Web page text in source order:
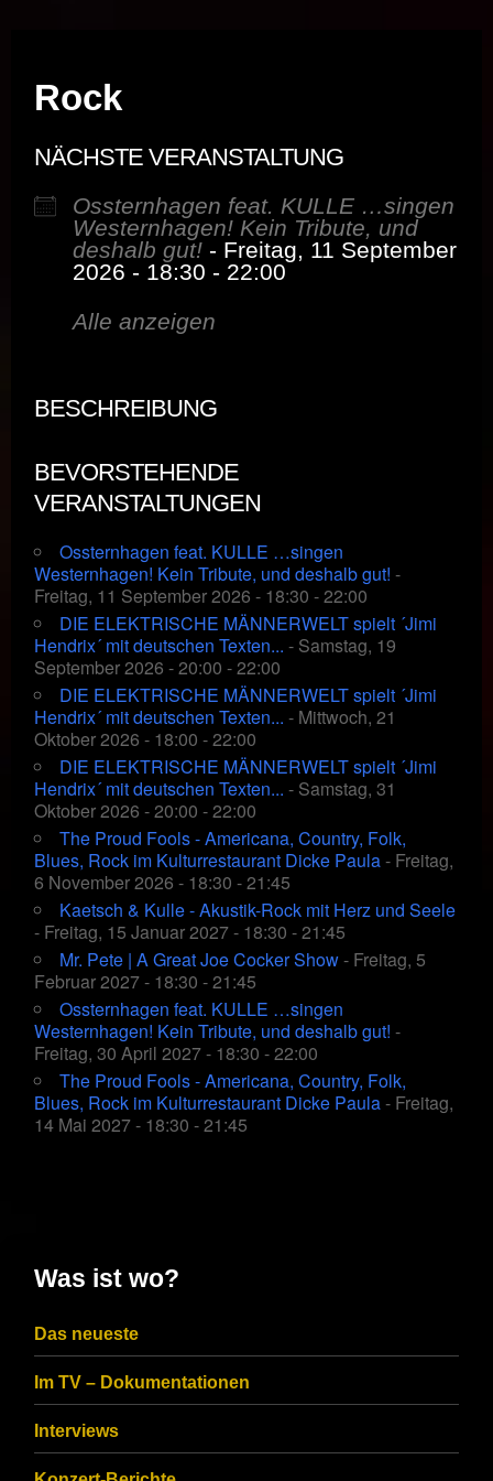
Rock
NÄCHSTE VERANSTALTUNG
Ossternhagen feat. KULLE …singen
Westernhagen! Kein Tribute, und
deshalb gut! - Freitag, 11 September
2026 - 18:30 - 22:00
Alle anzeigen
BESCHREIBUNG
BEVORSTEHENDE
VERANSTALTUNGEN
Ossternhagen feat. KULLE …singen
Westernhagen! Kein Tribute, und deshalb gut! -
Freitag, 11 September 2026 - 18:30 - 22:00
DIE ELEKTRISCHE MÄNNERWELT spielt ´Jimi
Hendrix´ mit deutschen Texten... - Samstag, 19
September 2026 - 20:00 - 22:00
DIE ELEKTRISCHE MÄNNERWELT spielt ´Jimi
Hendrix´ mit deutschen Texten... - Mittwoch, 21
Oktober 2026 - 18:00 - 22:00
DIE ELEKTRISCHE MÄNNERWELT spielt ´Jimi
Hendrix´ mit deutschen Texten... - Samstag, 31
Oktober 2026 - 20:00 - 22:00
The Proud Fools - Americana, Country, Folk,
Blues, Rock im Kulturrestaurant Dicke Paula- Freitag,
6 November 2026 - 18:30 - 21:45
Kaetsch & Kulle - Akustik-Rock mit Herz und Seele
- Freitag, 15 Januar 2027 - 18:30 - 21:45
Mr. Pete | A Great Joe Cocker Show- Freitag, 5
Februar 2027 - 18:30 - 21:45
Ossternhagen feat. KULLE …singen
Westernhagen! Kein Tribute, und deshalb gut! -
Freitag, 30 April 2027 - 18:30 - 22:00
The Proud Fools - Americana, Country, Folk,
Blues, Rock im Kulturrestaurant Dicke Paula- Freitag,
14 Mai 2027 - 18:30 - 21:45
Was ist wo?
Das neueste
Im TV – Dokumentationen
Interviews